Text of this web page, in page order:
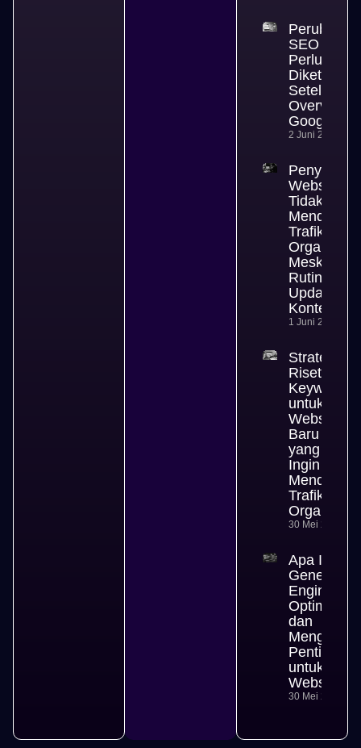
Perubahan
SEO yang
Perlu
Diketahui
Setelah AI
Overview
Google
2 Juni 2026
Penyebab
Website
Tidak
Mendapat
Trafik
Organik
Meski
Rutin
Update
Konten
1 Juni 2026
Strategi
Riset
Keyword
untuk
Website
Baru
yang
Ingin
Mendapat
Trafik
Organik
30 Mei 2026
Apa Itu
Generative
Engine
dan
Mengapa
Penting
untuk
Website
30 Mei 2026